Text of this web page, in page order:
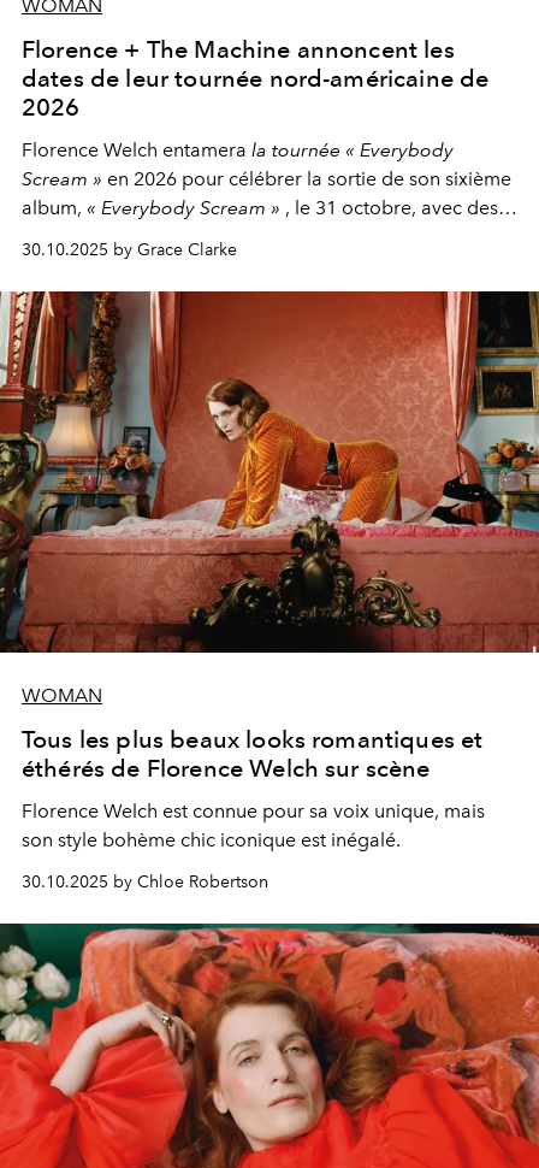
WOMAN
Florence + The Machine annoncent les
dates de leur tournée nord-américaine de
2026
Florence Welch entamera la tournée « Everybody
Scream » en 2026 pour célébrer la sortie de son sixième
album, « Everybody Scream » , le 31 octobre, avec des
30.10.2025 by Grace Clarke
WOMAN
Tous les plus beaux looks romantiques et
éthérés de Florence Welch sur scène
Florence Welch est connue pour sa voix unique, mais
son style bohème chic iconique est inégalé.
30.10.2025 by Chloe Robertson